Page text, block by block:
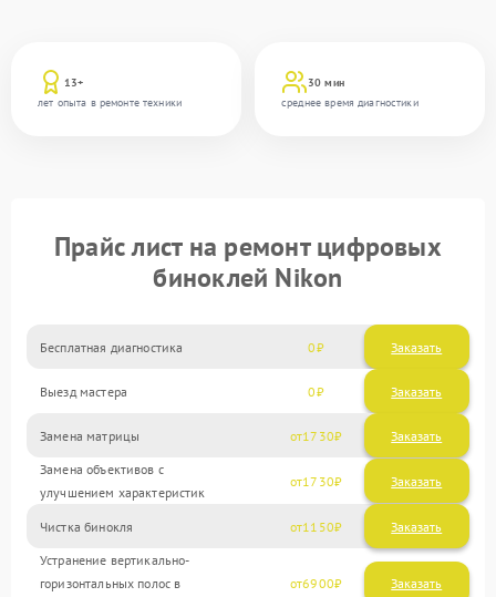
13+
лет опыта в ремонте техники
30 мин
среднее время диагностики
Прайс лист на ремонт цифровых
биноклей Nikon
Бесплатная диагностика 0 Заказать
Выезд мастера 0 Заказать
Замена матрицы 1730
Замена объективов с
улучшением характеристик
1730
Чистка бинокля 1150
Устранение вертикально-
горизонтальных полос в
6900